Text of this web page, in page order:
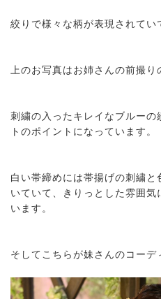
絞りで様々な柄が表現されてい
上のお写真はお姉さんの前撮り
刺繍の入ったキレイなブルー
トのポイントになっています。
白い帯締めには帯揚げの刺繍
いていて、きりっとした雰囲
います。
そしてこちらが妹さんのコーデ